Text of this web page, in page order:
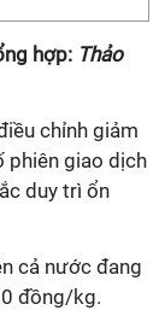
hợp: Thảo
chỉnh giảm
phiên giao dịch
duy trì ổn
cả nước đang
đồng/kg.